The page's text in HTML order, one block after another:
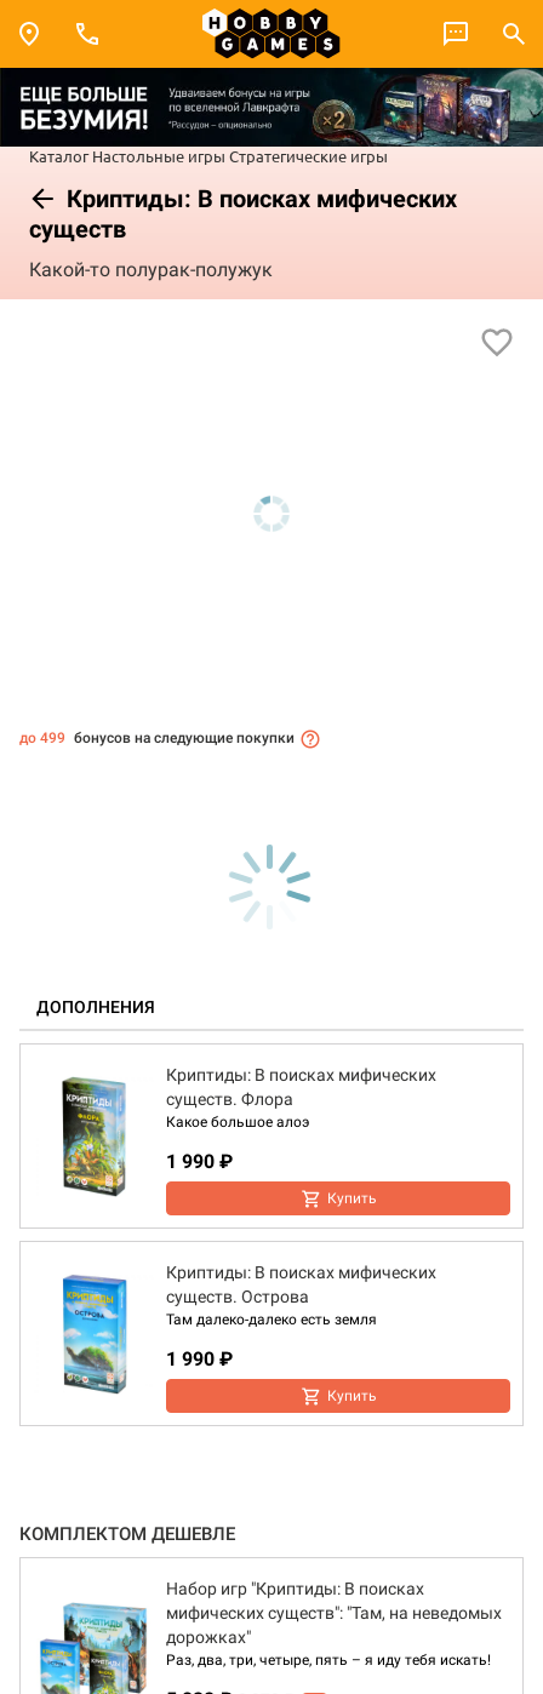
Каталог Настольные игры Стратегические игры
Криптиды: В поисках мифических
существ
Какой-то полурак-полужук
до 499 бонусов на следующие покупки
ДОПОЛНЕНИЯ
Криптиды: В поисках мифических
существ. Флора
Какое большое алоэ
1 990 ₽
Купить
Криптиды: В поисках мифических
существ. Острова
Там далеко-далеко есть земля
1 990 ₽
Купить
КОМПЛЕКТОМ ДЕШЕВЛЕ
Набор игр "Криптиды: В поисках
мифических существ": "Там, на неведомых
дорожках"
Раз, два, три, четыре, пять – я иду тебя искать!